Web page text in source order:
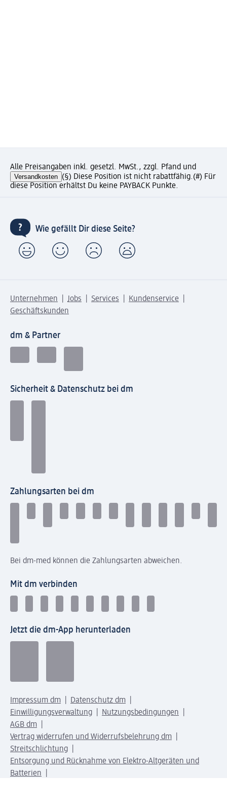
Alle Preisangaben inkl. gesetzl. MwSt., zzgl. Pfand und
Versandkosten (§) Diese Position ist nicht rabattfähig.(#) Für
diese Position erhältst Du keine PAYBACK Punkte.
Wie gefällt Dir diese Seite?
Unternehmen Jobs Services
Kundenservice
Geschäftskunden
dm & Partner
Sicherheit & Datenschutz bei dm
Zahlungsarten bei dm
Bei dm-med können die Zahlungsarten abweichen.
Mit dm verbinden
Jetzt die dm-App herunterladen
Impressum dm
Datenschutz dm
Einwilligungsverwaltung
Nutzungsbedingungen
AGB dm
Vertrag widerrufen und Widerrufsbelehrung dm
Streitschlichtung
Entsorgung und Rücknahme von Elektro-Altgeräten und
Batterien